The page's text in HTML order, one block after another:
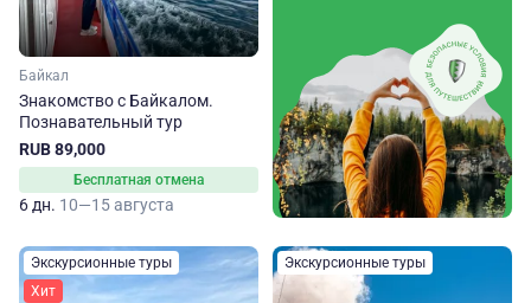
Байкал
Знакомство с Байкалом.
Познавательный тур
RUB 89,000
Бесплатная отмена
6 дн. 10—15 августа
Экскурсионные туры
Хит
Экскурсионные туры